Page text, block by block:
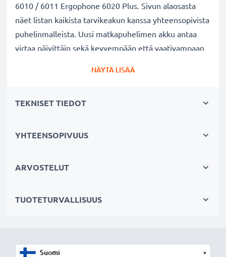
6010 / 6011 Ergophone 6020 Plus. Sivun alaosasta
näet listan kaikista tarvikeakun kanssa yhteensopivista
puhelinmalleista. Uusi matkapuhelimen akku antaa
virtaa päivittäin sekä kevyempään että vaativampaan
Ergophone 6020 Plus vaihtoakku:
tarvikeakun pitkä käyttöaika vapauttaa jatkuvalta
✔Säännöllinen ja kattavasti testaus
kännykän alkuperäisen akun AK54 (katso sivun lopusta
NÄYTÄ LISÄÄ
TEKNISET TIEDOT
YHTEENSOPIVUUS
ARVOSTELUT
TUOTETURVALLISUUS
▾